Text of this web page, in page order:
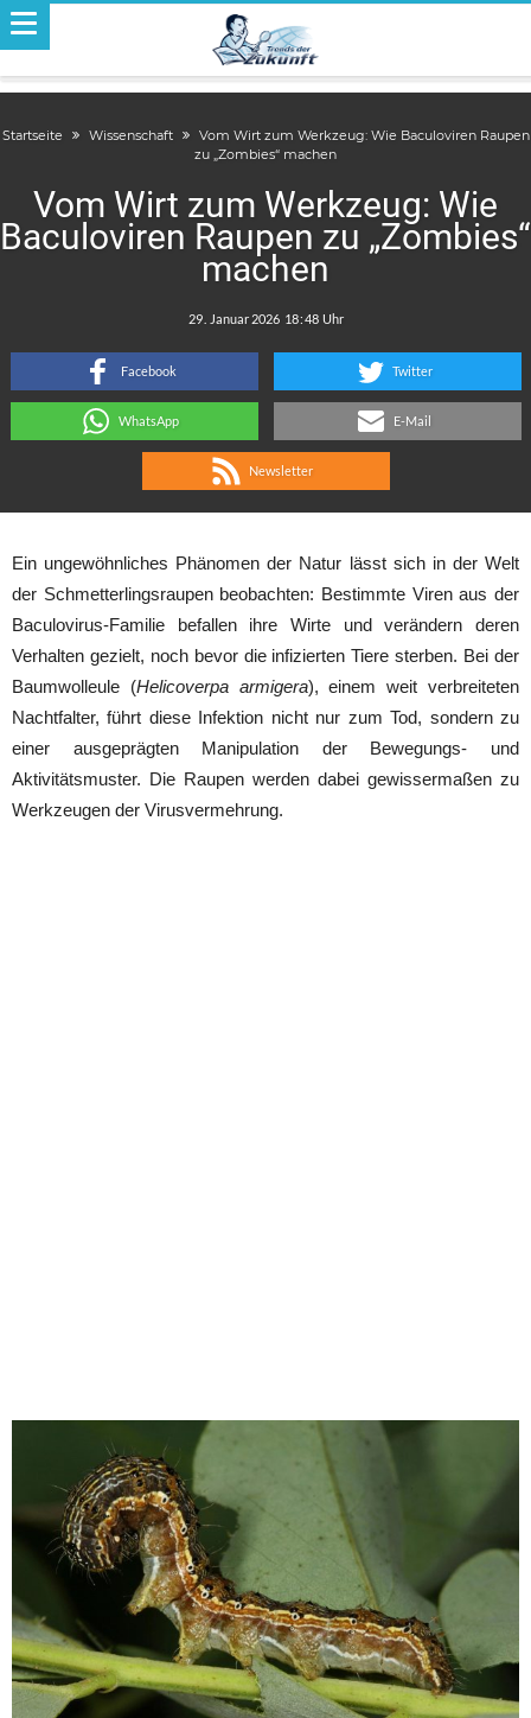
Startseite Wissenschaft
Vom Wirt zum Werkzeug: Wie Baculoviren Raupen
zu „Zombies“ machen
Vom Wirt zum Werkzeug: Wie
Baculoviren Raupen zu „Zombies“
machen
:
Facebook Twitter
WhatsApp E-Mail
Newsletter
Ein ungewöhnliches Phänomen der Natur lässt sich in der Welt
der Schmetterlingsraupen beobachten: Bestimmte Viren aus der
Baculovirus-Familie befallen ihre Wirte und verändern deren
Verhalten gezielt, noch bevor die infizierten Tiere sterben. Bei der
Baumwolleule (Helicoverpa armigera), einem weit verbreiteten
Nachtfalter, führt diese Infektion nicht nur zum Tod, sondern zu
einer ausgeprägten Manipulation der Bewegungs- und
Aktivitätsmuster. Die Raupen werden dabei gewissermaßen zu
Werkzeugen der Virusvermehrung.